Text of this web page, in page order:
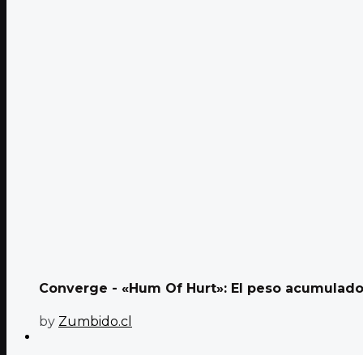
Converge - «Hum Of Hurt»: El peso
by Zumbido.cl